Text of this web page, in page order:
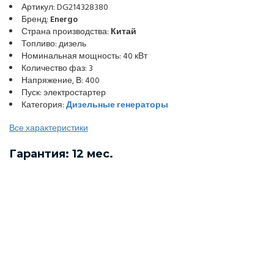
Артикул: DG214328380
Бренд: Energo
Страна производства: Китай
Топливо: дизель
Номинальная мощность: 40 кВт
Количество фаз: 3
Напряжение, В: 400
Пуск: электростартер
Категория:Дизельные генераторы
Все характеристики
Гарантия: 12 мес.